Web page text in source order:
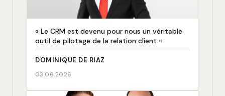
« Le CRM est devenu pour nous un véritable
outil de pilotage de la relation client »
DOMINIQUE DE RIAZ
03.06.2026